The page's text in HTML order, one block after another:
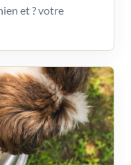
et ? votre